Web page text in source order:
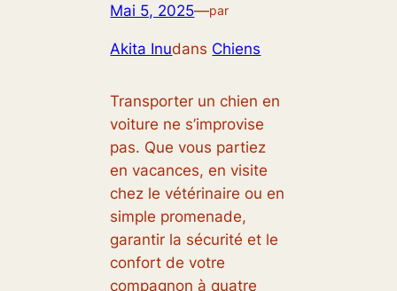
Mai 5, 2025—par
Akita Inudans Chiens
Transporter un chien en
voiture ne s’improvise
pas. Que vous partiez
en vacances, en visite
chez le vétérinaire ou en
simple promenade,
garantir la sécurité et le
confort de votre
compagnon à quatre